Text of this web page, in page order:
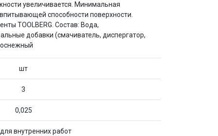
увеличивается. Минимальная
способности поверхности.
TOOLBERG. Состав: Вода,
добавки (смачиватель, диспергатор,
шт
3
0,025
внутренних работ